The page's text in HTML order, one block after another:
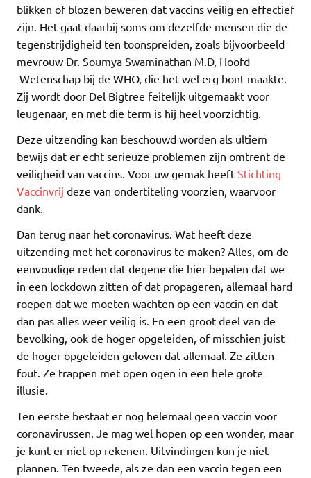
blikken of blozen beweren dat vaccins veilig en effectief
zijn. Het gaat daarbij soms om dezelfde mensen die de
tegenstrijdigheid ten toonspreiden, zoals bijvoorbeeld
mevrouw Dr. Soumya Swaminathan M.D, Hoofd
Wetenschap bij de WHO, die het wel erg bont maakte.
Zij wordt door Del Bigtree feitelijk uitgemaakt voor
leugenaar, en met die term is hij heel voorzichtig.
Deze uitzending kan beschouwd worden als ultiem
bewijs dat er echt serieuze problemen zijn omtrent de
veiligheid van vaccins. Voor uw gemak heeft Stichting
Vaccinvrij deze van ondertiteling voorzien, waarvoor
dank.
Dan terug naar het coronavirus. Wat heeft deze
uitzending met het coronavirus te maken? Alles, om de
eenvoudige reden dat degene die hier bepalen dat we
in een lockdown zitten of dat propageren, allemaal hard
roepen dat we moeten wachten op een vaccin en dat
dan pas alles weer veilig is. En een groot deel van de
bevolking, ook de hoger opgeleiden, of misschien juist
de hoger opgeleiden geloven dat allemaal. Ze zitten
fout. Ze trappen met open ogen in een hele grote
illusie.
Ten eerste bestaat er nog helemaal geen vaccin voor
coronavirussen. Je mag wel hopen op een wonder, maar
je kunt er niet op rekenen. Uitvindingen kun je niet
plannen. Ten tweede, als ze dan een vaccin tegen een